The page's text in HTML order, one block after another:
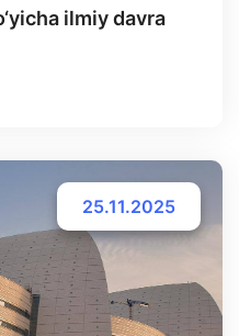
ilmiy davra
25.11.2025